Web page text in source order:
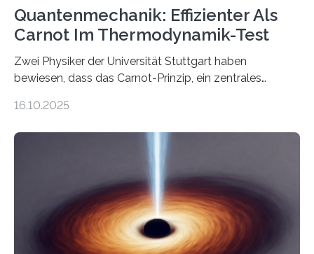
Quantenmechanik: Effizienter Als
Carnot Im Thermodynamik-Test
Zwei Physiker der Universität Stuttgart haben
bewiesen, dass das Carnot-Prinzip, ein zentrales
Größenordnung von Atomen gilt, deren physikalische
Quantenmotoren voranbringen. Das
Wissenschaftsjournal Science Advances veröffentlichte
die Herleitung. (DOI: 10.1126/sciadv.adw8462)
Verbrennungsmotoren oder Dampfturbinen sind
Wärmekraftmaschinen: Sie wandeln thermische
16.10.2025